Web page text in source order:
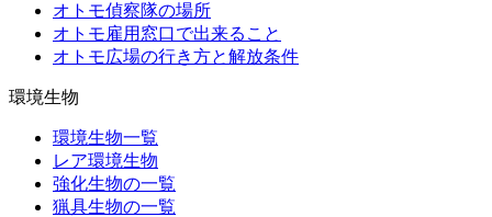
オトモ偵察隊の場所
オトモ雇用窓口で出来ること
オトモ広場の行き方と解放条件
環境生物
環境生物一覧
レア環境生物
強化生物の一覧
猟具生物の一覧